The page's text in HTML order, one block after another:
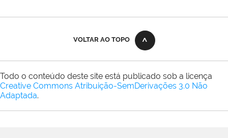
VOLTAR AO TOPO
Todo o conteúdo deste site está publicado sob a licença
Creative Commons Atribuição-SemDerivações 3.0 Não
Adaptada.